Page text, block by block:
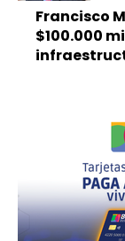
Francisco
$100.000